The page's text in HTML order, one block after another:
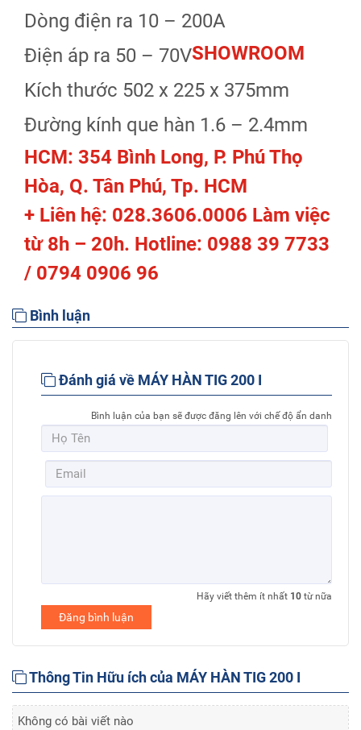
Dòng điện ra 10 – 200A
Điện áp ra 50 – 70V
Kích thước 502 x 225 x 375mm
Đường kính que hàn 1.6 – 2.4mm
SHOWROOM
HCM: 354 Bình Long, P. Phú Thọ
Hòa, Q. Tân Phú, Tp. HCM
+ Liên hệ: 028.3606.0006 Làm việc
từ 8h – 20h. Hotline: 0988 39 7733
/ 0794 0906 96
Bình luận
Đánh giá về MÁY HÀN TIG 200 I
Bình luận của bạn sẽ được đăng lên với chế độ ẩn danh
Hãy viết thêm ít nhất 10 từ nữa
Đăng bình luận
Thông Tin Hữu ích của MÁY HÀN TIG 200 I
Không có bài viết nào